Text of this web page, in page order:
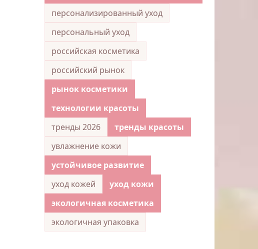
персонализированный уход
персональный уход
российская косметика
российский рынок
рынок косметики
технологии красоты
тренды 2026
тренды красоты
увлажнение кожи
устойчивое развитие
уход кожей
уход кожи
экологичная косметика
экологичная упаковка